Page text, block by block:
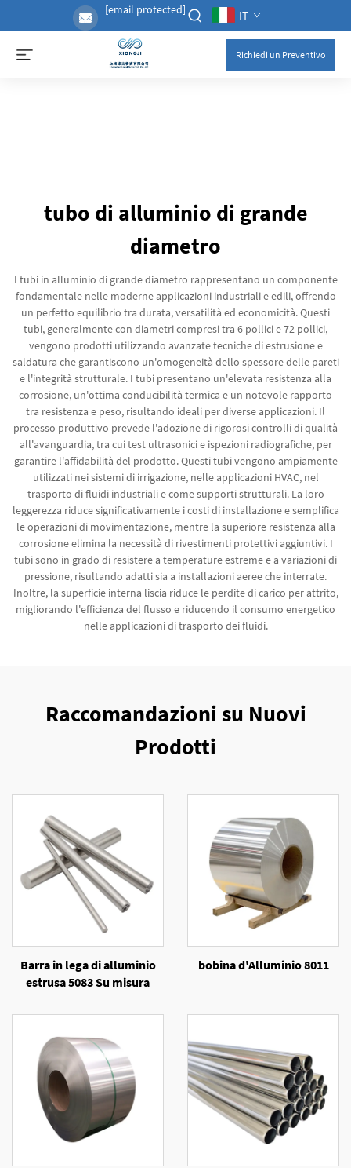
[email protected] IT
Richiedi un Preventivo
tubo di alluminio di grande
diametro
I tubi in alluminio di grande diametro rappresentano un componente
fondamentale nelle moderne applicazioni industriali e edili, offrendo
un perfetto equilibrio tra durata, versatilità ed economicità. Questi
tubi, generalmente con diametri compresi tra 6 pollici e 72 pollici,
vengono prodotti utilizzando avanzate tecniche di estrusione e
saldatura che garantiscono un'omogeneità dello spessore delle pareti
e l'integrità strutturale. I tubi presentano un'elevata resistenza alla
corrosione, un'ottima conducibilità termica e un notevole rapporto
tra resistenza e peso, risultando ideali per diverse applicazioni. Il
processo produttivo prevede l'adozione di rigorosi controlli di qualità
all'avanguardia, tra cui test ultrasonici e ispezioni radiografiche, per
garantire l'affidabilità del prodotto. Questi tubi vengono ampiamente
utilizzati nei sistemi di irrigazione, nelle applicazioni HVAC, nel
trasporto di fluidi industriali e come supporti strutturali. La loro
leggerezza riduce significativamente i costi di installazione e semplifica
le operazioni di movimentazione, mentre la superiore resistenza alla
corrosione elimina la necessità di rivestimenti protettivi aggiuntivi. I
tubi sono in grado di resistere a temperature estreme e a variazioni di
pressione, risultando adatti sia a installazioni aeree che interrate.
Inoltre, la superficie interna liscia riduce le perdite di carico per attrito,
migliorando l'efficienza del flusso e riducendo il consumo energetico
nelle applicazioni di trasporto dei fluidi.
Raccomandazioni su Nuovi
Prodotti
Barra in lega di alluminio
estrusa 5083 Su misura
bobina d'Alluminio 8011